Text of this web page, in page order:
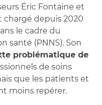
Éric Fontaine et
chargé depuis 2020
le cadre du
santé (PNNS). Son
problématique de
de soins
que les patients et
moins repérer.